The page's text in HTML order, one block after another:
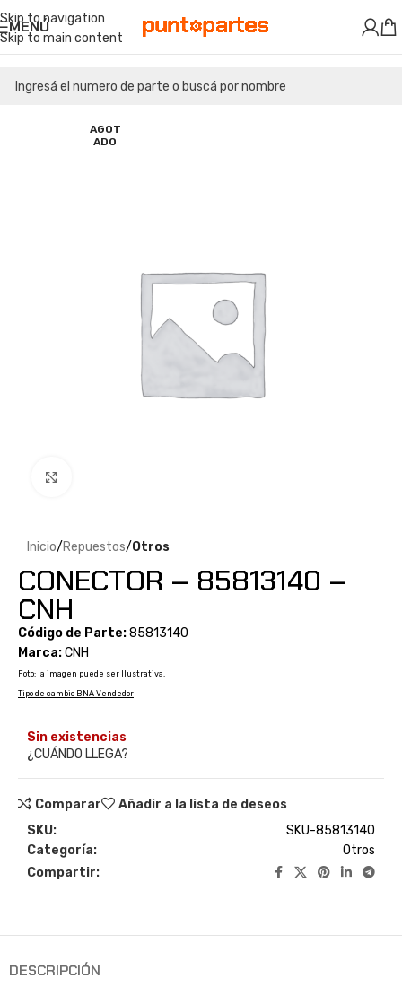
Skip to navigation
Skip to main content
MENÚ
AGOT
ADO
Inicio Repuestos Otros
CONECTOR – 85813140 –
CNH
Código de Parte:85813140
Marca:CNH
Foto: la imagen puede ser Ilustrativa.
Tipo de cambio BNA Vendedor
Sin existencias
¿CUÁNDO LLEGA?
Comparar
Añadir a la lista de deseos
SKU:
SKU-85813140
Categoría:
Otros
Compartir:
DESCRIPCIÓN